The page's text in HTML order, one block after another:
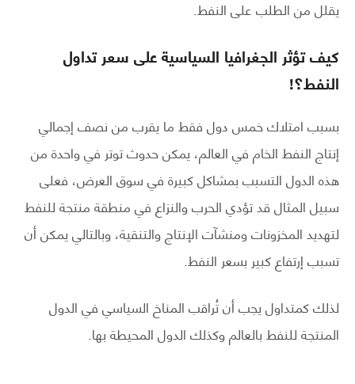
يقلل من الطلب على النفط.
كيف تؤثر الجغرافيا السياسية على سعر تداول
النفط؟!
بسبب امتلاك خمس دول فقط ما يقرب من نصف إجمالي
إنتاج النفط الخام في العالم، يمكن حدوث توتر في واحدة من
هذه الدول التسبب بمشاكل كبيرة في سوق العرض، فعلى
سبيل المثال قد تؤدي الحرب والنزاع في منطقة منتجة للنفط
لتهديد المخزونات ومنشآت الإنتاج والتنقية، وبالتالي يمكن أن
تسبب إرتفاع كبير بسعر النفط.
لذلك كمتداول يجب أن تُراقب المناخ السياسي في الدول
المنتجة للنفط بالعالم وكذلك الدول المحيطة بها.